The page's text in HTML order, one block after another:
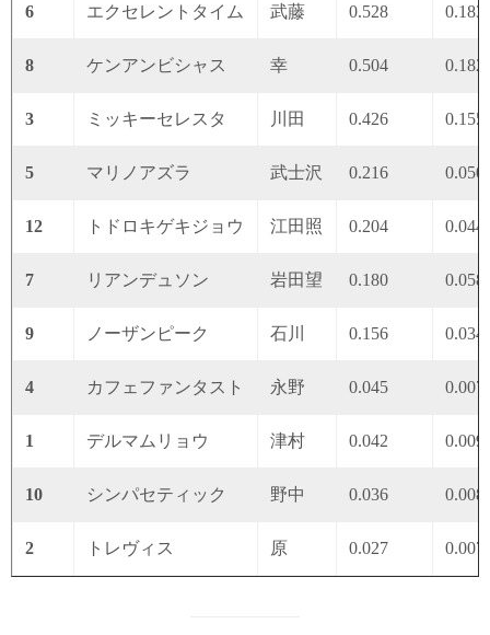
6 エクセレントタイム 武藤 0.528 0.183
8 ケンアンビシャス 幸 0.504 0.182
3 ミッキーセレスタ 川田 0.426 0.155
5 マリノアズラ 武士沢 0.216 0.050
12 トドロキゲキジョウ 江田照 0.204 0.044
7 リアンデュソン 岩田望 0.180 0.058
9 ノーザンピーク 石川 0.156 0.034
4 カフェファンタスト 永野 0.045 0.007
1 デルマムリョウ 津村 0.042 0.009
10 シンパセティック 野中 0.036 0.008
2 トレヴィス 原 0.027 0.007